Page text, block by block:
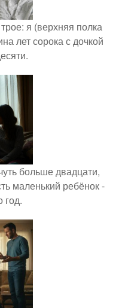
я (верхняя полка
лет сорока с дочкой
больше двадцати,
маленький ребёнок -
год.